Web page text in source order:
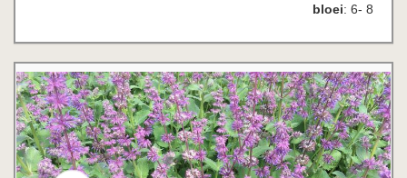
bloei: 6- 8